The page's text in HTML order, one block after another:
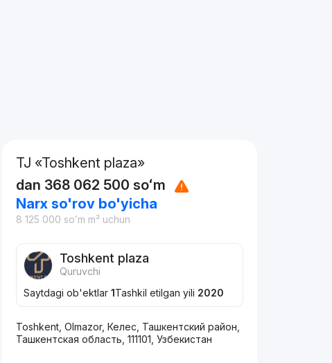
TJ «Toshkent plaza»
dan 368 062 500 soʻm
Narx so'rov bo'yicha
8 125 000 soʻm m² uchun
Toshkent plaza
Quruvchi
Saytdagi ob'ektlar 1Tashkil etilgan yili 2020
Toshkent, Olmazor, Келес, Ташкентский район,
Ташкентская область, 111101, Узбекистан